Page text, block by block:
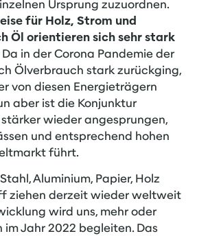
Ursprung zuzuordnen.
für Holz, Strom und
Öl orientieren sich sehr stark
Da in der Corona Pandemie der
Ölverbrauch stark zurückging,
von diesen Energieträgern
aber ist die Konjunktur
wieder angesprungen,
und entsprechend hohen
führt.
Aluminium, Papier, Holz
ziehen derzeit wieder weltweit
wird uns, mehr oder
im Jahr 2022 begleiten. Das